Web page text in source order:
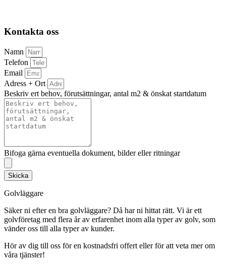
Kontakta oss
Namn
Telefon
Email
Adress + Ort
Beskriv ert behov, förutsättningar, antal m2 & önskat startdatum
Bifoga gärna eventuella dokument, bilder eller ritningar
Skicka
Golvläggare
Säker ni efter en bra golvläggare? Då har ni hittat rätt. Vi är ett
golvföretag med flera år av erfarenhet inom alla typer av golv, som
vänder oss till alla typer av kunder.
Hör av dig till oss för en kostnadsfri offert eller för att veta mer om
våra tjänster!